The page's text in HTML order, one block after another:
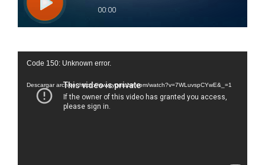
Reproductor
vídeo
Code 150: Unknown error.
Descargar archivo: https://www.youtube.com/watch?v=7WLuvspCYwE&_=1